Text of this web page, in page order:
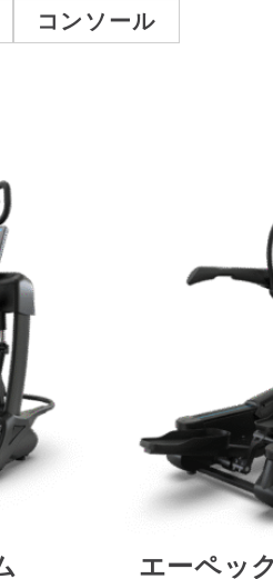
コンソール
エーペッ